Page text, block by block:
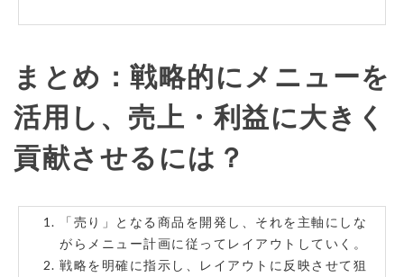
まとめ：戦略的にメニューを
活用し、売上・利益に大きく
貢献させるには？
「売り」となる商品を開発し、それを主軸にしな
がらメニュー計画に従ってレイアウトしていく。
戦略を明確に指示し、レイアウトに反映させて狙